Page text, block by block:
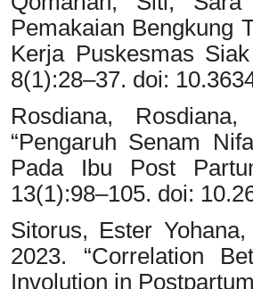
Pemakaian Bengkung
Kerja Puskesmas
8(1):28–37. doi:
Rosdiana,
“Pengaruh Senam
Pada Ibu Post
13(1):98–105. doi:
Sitorus, Ester
2023. “Correlation
Involution in